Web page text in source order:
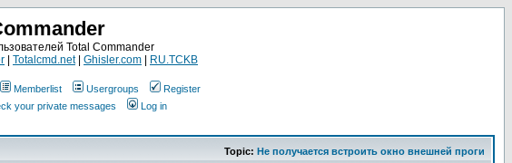
Total Commander
Totalcmd.net| Ghisler.com RU.TCKB
Memberlist Usergroups
Register
your private messages Log in
Topic: Не получается встроить окно внешней проги